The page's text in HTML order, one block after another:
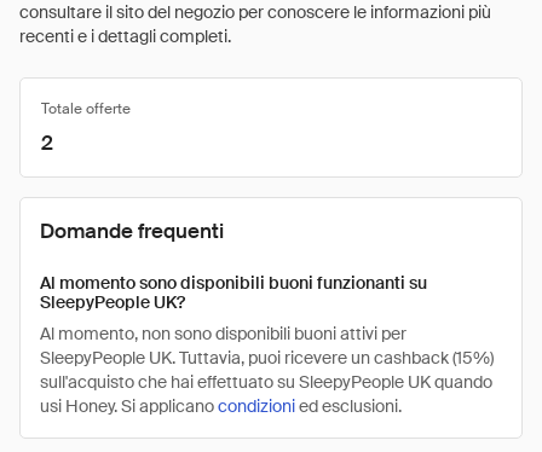
consultare il sito del negozio per conoscere le informazioni più
recenti e i dettagli completi.
Totale offerte
2
Domande frequenti
Al momento sono disponibili buoni funzionanti su
SleepyPeople UK?
Al momento, non sono disponibili buoni attivi per
SleepyPeople UK. Tuttavia, puoi ricevere un cashback (15%)
sull'acquisto che hai effettuato su SleepyPeople UK quando
usi Honey. Si applicanocondizionied esclusioni.